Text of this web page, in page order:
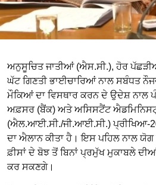
ਅਨੁਸੂਚਿਤ ਜਾਤੀਆਂ (ਐਸ.ਸੀ.), ਹੋਰ
ਘੱਟ ਗਿਣਤੀ ਭਾਈਚਾਰਿਆਂ ਨਾਲ ਸਬੰਧਤ
ਮੌਕਿਆਂ ਦਾ ਵਿਸਥਾਰ ਕਰਨ ਦੇ ਉਦੇਸ਼ ਨਾਲ
ਅਫ਼ਸਰ (ਬੈਂਕ) ਅਤੇ ਅਸਿਸਟੈਂਟ
(ਐਲ.ਆਈ.ਸੀ./ਜੀ.ਆਈ.ਸੀ.) ਪ੍ਰੀਖਿਆ-
ਦਾ ਐਲਾਨ ਕੀਤਾ ਹੈ। ਇਸ ਪਹਿਲ ਨਾਲ
ਫ਼ੀਸਾਂ ਦੇ ਬੋਝ ਤੋਂ ਬਿਨਾਂ ਪ੍ਰਮੁੱਖ ਮੁਕਾਬਲੇ
ਕਰ ਸਕਣਗੇ।